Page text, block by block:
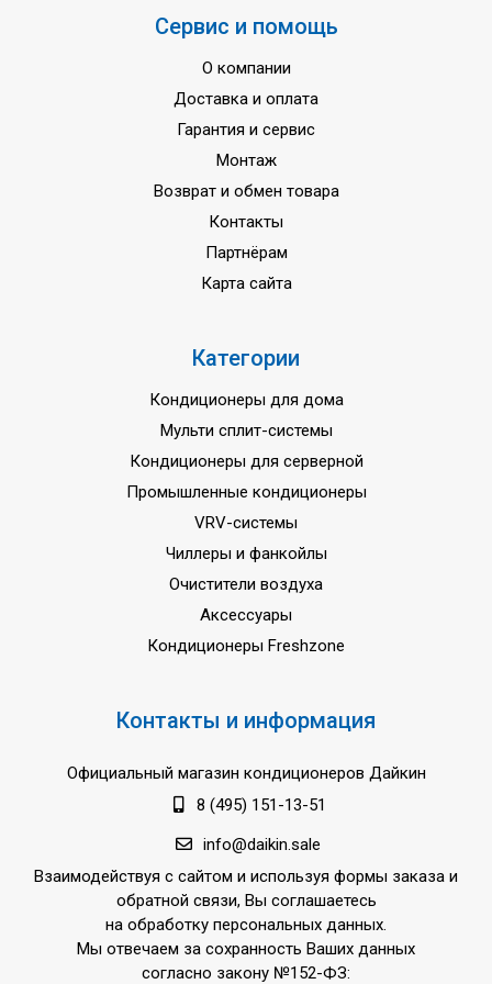
70 м
Максимальный перепад высот
Диаметр труб (жидкость / газ)
Фаза/Частота/Напряжение
3 года
Сервис и помощь
О компании
Доставка и оплата
Гарантия и сервис
Монтаж
Возврат и обмен товара
Контакты
Партнёрам
Карта сайта
Категории
Кондиционеры для дома
Мульти сплит-системы
Кондиционеры для серверной
Промышленные кондиционеры
VRV-системы
Чиллеры и фанкойлы
Очистители воздуха
Аксессуары
Кондиционеры Freshzone
Контакты и информация
Официальный магазин кондиционеров Дайкин
8 (495) 151-13-51
info@daikin.sale
Взаимодействуя с сайтом и используя формы заказа и
обратной связи, Вы соглашаетесь
на обработку персональных данных.
Мы отвечаем за сохранность Ваших данных
согласно закону №152-ФЗ: